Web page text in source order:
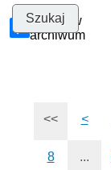
Szukaj w
archiwum
<< <
8 ...